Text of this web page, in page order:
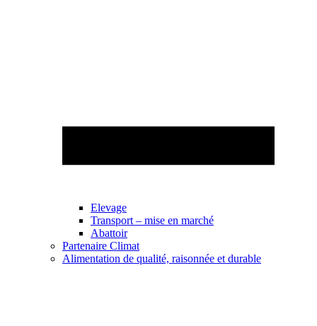
Elevage
Transport – mise en marché
Abattoir
Partenaire Climat
Alimentation de qualité, raisonnée et durable